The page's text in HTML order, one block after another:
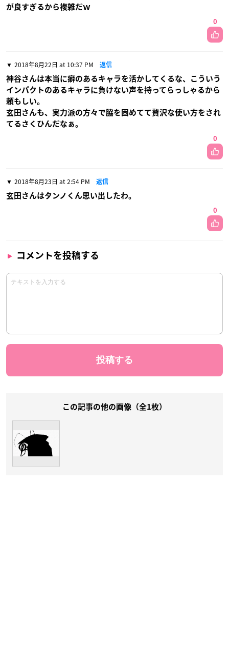
が良すぎるから複雑だｗ
0
2018年8月22日 at 10:37 PM 返信
神谷さんは本当に癖のあるキャラを活かしてくるな、こういう
インパクトのあるキャラに負けない声を持ってらっしゃるから
頼もしい。
玄田さんも、実力派の方々で脇を固めてて贅沢な使い方をされ
てるさくひんだなぁ。
0
2018年8月23日 at 2:54 PM 返信
玄田さんはタンノくん思い出したわ。
0
コメントを投稿する
この記事の他の画像（全1枚）